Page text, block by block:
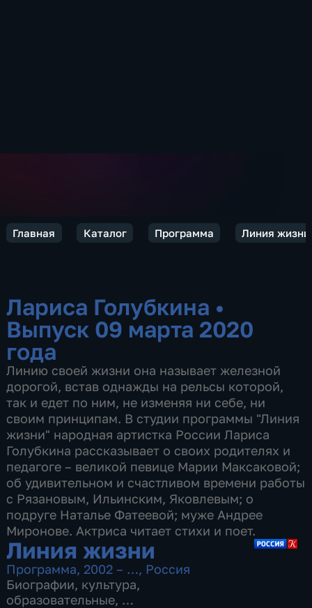
Главная Каталог Программа Линия жизни
Лариса Голубкина •
Выпуск 09 марта 2020
года
Линию своей жизни она называет железной
дорогой, встав однажды на рельсы которой,
так и едет по ним, не изменяя ни себе, ни
своим принципам. В студии программы "Линия
жизни" народная артистка России Лариса
Голубкина рассказывает о своих родителях и
педагоге – великой певице Марии Максаковой;
об удивительном и счастливом времени работы
с Рязановым, Ильинским, Яковлевым; о
подруге Наталье Фатеевой; муже Андрее
Миронове. Актриса читает стихи и поет.
Линия жизни
Программа, 2002 – …, Россия
Биографии, культура,
образовательные,